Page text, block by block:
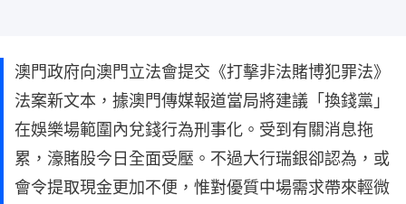
澳門政府向澳門立法會提交《打擊非法賭博犯罪法》
法案新文本，據澳門傳媒報道當局將建議「換錢黨」
在娛樂場範圍內兌錢行為刑事化。受到有關消息拖
累，濠賭股今日全面受壓。不過大行瑞銀卻認為，或
會令提取現金更加不便，惟對優質中場需求帶來輕微